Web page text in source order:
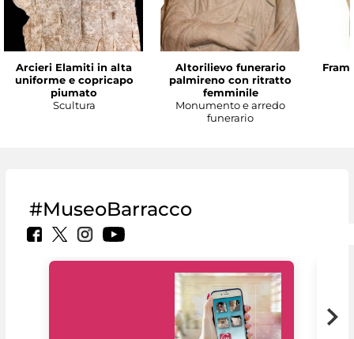
Arcieri Elamiti in alta
uniforme e copricapo
piumato
Scultura
Altorilievo funerario
palmireno con ritratto
femminile
Monumento e arredo
funerario
#MuseoBarracco